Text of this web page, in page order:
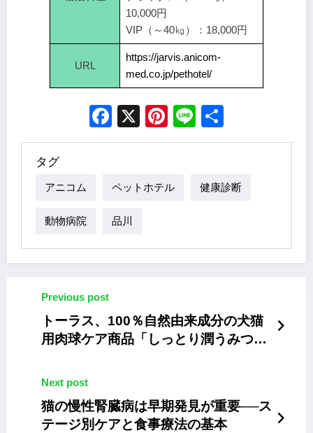
10,000円
VIP（～40㎏）：18,000円
URL
https://jarvis.anicom-
med.co.jp/pethotel/
Facebook
X Pinterest
Line
タグ
アニコム ペットホテル 健康診断
動物病院 品川
Previous post
トーラス、100％自然由来成分の犬猫
用肉球ケア商品「しっとり潤うみつろ
Next post
猫の慢性腎臓病は早期発見が重要──ス
テージ別ケアと食事療法の基本